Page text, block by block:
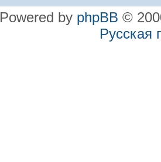
Powered by phpBB ©
Русская